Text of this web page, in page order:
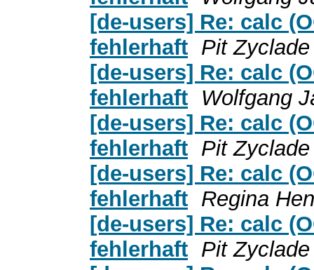
[de-users] Re: calc
fehlerhaft Pit Zyclade
[de-users] Re: calc
fehlerhaft Wolfgang
[de-users] Re: calc
fehlerhaft Pit Zyclade
[de-users] Re: calc
fehlerhaft Regina
[de-users] Re: calc
fehlerhaft Pit Zyclade